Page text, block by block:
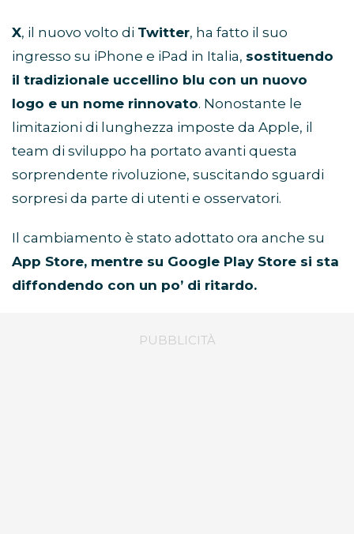
X, il nuovo volto di Twitter, ha fatto il suo
ingresso su iPhone e iPad in Italia, sostituendo
il tradizionale uccellino blu con un nuovo
logo e un nome rinnovato. Nonostante le
limitazioni di lunghezza imposte da Apple, il
team di sviluppo ha portato avanti questa
sorprendente rivoluzione, suscitando sguardi
sorpresi da parte di utenti e osservatori.
Il cambiamento è stato adottato ora anche su
App Store, mentre su Google Play Store si sta
diffondendo con un po’ di ritardo.